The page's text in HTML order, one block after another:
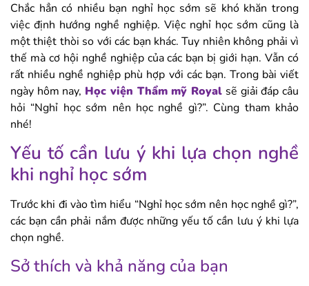
Chắc hẳn có nhiều bạn nghỉ học sớm sẽ khó khăn trong
việc định hướng nghề nghiệp. Việc nghỉ học sớm cũng là
một thiệt thòi so với các bạn khác. Tuy nhiên không phải vì
thế mà cơ hội nghề nghiệp của các bạn bị giới hạn. Vẫn có
rất nhiều nghề nghiệp phù hợp với các bạn. Trong bài viết
ngày hôm nay, Học viện Thẩm mỹ Royal sẽ giải đáp câu
hỏi “Nghỉ học sớm nên học nghề gì?”. Cùng tham khảo
nhé!
Yếu tố cần lưu ý khi lựa chọn nghề
khi nghỉ học sớm
Trước khi đi vào tìm hiểu “Nghỉ học sớm nên học nghề gì?”,
các bạn cần phải nắm được những yếu tố cần lưu ý khi lựa
chọn nghề.
Sở thích và khả năng của bạn